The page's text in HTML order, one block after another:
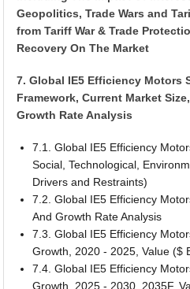
Geopolitics, Trade Wars and
from Tariff War & Trade
Recovery On The Market
7. Global IE5 Efficiency Motors
Framework, Current Market
Growth Rate Analysis
7.1. Global IE5 Efficiency
Social, Technological,
Drivers and Restraints)
7.2. Global IE5 Efficiency
And Growth Rate Analysis
7.3. Global IE5 Efficiency
Growth, 2020 - 2025, Value ($
7.4. Global IE5 Efficiency
Growth, 2025 - 2030, 2035F,